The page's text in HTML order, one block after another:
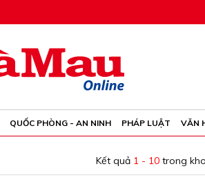
QUỐC PHÒNG - AN NINH PHÁP LUẬT VĂN
Kết quả 1 - 10 trong